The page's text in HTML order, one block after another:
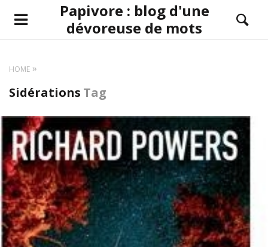
Papivore : blog d'une
dévoreuse de mots
HOME
Sidérations Tag